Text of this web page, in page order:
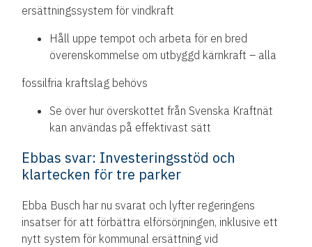
ersättningssystem för vindkraft
Håll uppe tempot och arbeta för en bred
överenskommelse om utbyggd kärnkraft – alla
fossilfria kraftslag behövs
Se över hur överskottet från Svenska Kraftnät
kan användas på effektivast sätt
Ebbas svar: Investeringsstöd och
klartecken för tre parker
Ebba Busch har nu svarat och lyfter regeringens
insatser för att förbättra elförsörjningen, inklusive ett
nytt system för kommunal ersättning vid